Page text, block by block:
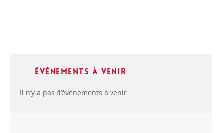
Événements à venir
Il n’y a pas d’événements à venir.